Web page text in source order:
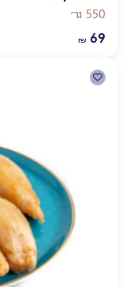
550 גר׳
₪ 69